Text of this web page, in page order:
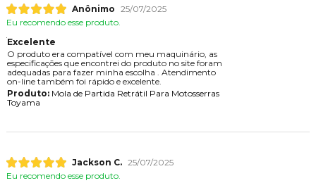
Anônimo 25/07/2025
Eu recomendo esse produto.
Excelente
O produto era compatível com meu maquinário, as
especificações que encontrei do produto no site foram
adequadas para fazer minha escolha . Atendimento
on-line também foi rápido e excelente.
Produto:Mola de Partida Retrátil Para Motosserras
Toyama
Jackson C. 25/07/2025
Eu recomendo esse produto.